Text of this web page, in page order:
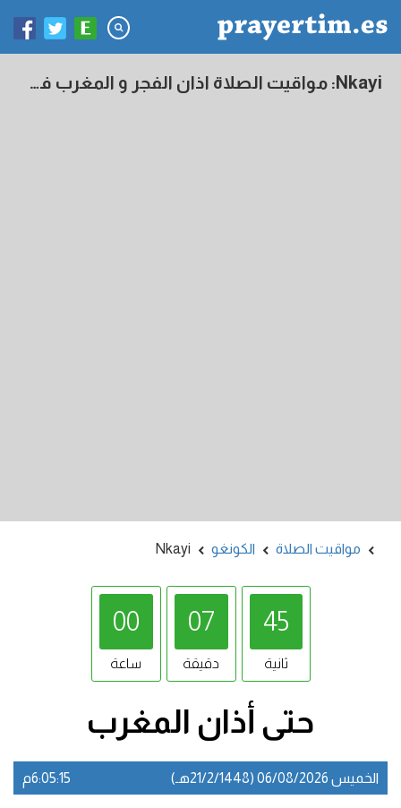
Nkayi: مواقيت الصلاة اذان الفجر و المغرب في اليوم - الكونغو
مواقيت الصلاة الكونغو Nkayi
00
ساعة
07
دقيقة
45
ثانية
حتى أذان المغرب
الخميس 06/08/2026 (21/2/1448هـ) 6:05:16م